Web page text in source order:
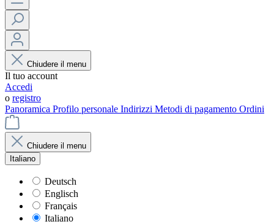
Chiudere il menu
Il tuo account
Accedi
o registro
Panoramica Profilo personale Indirizzi Metodi di pagamento Ordini
Chiudere il menu
Italiano
Deutsch
Englisch
Français
Italiano